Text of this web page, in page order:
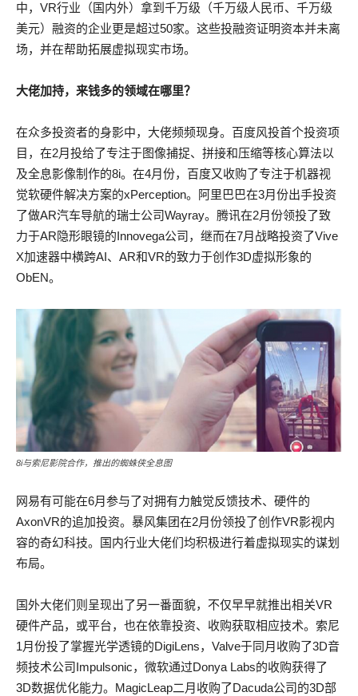
中，VR行业（国内外）拿到千万级（千万级人民币、千万级
美元）融资的企业更是超过50家。这些投融资证明资本并未离
场，并在帮助拓展虚拟现实市场。
大佬加持，来钱多的领域在哪里？
在众多投资者的身影中，大佬频频现身。百度风投首个投资项
目，在2月投给了专注于图像捕捉、拼接和压缩等核心算法以
及全息影像制作的8i。在4月份，百度又收购了专注于机器视
觉软硬件解决方案的xPerception。阿里巴巴在3月份出手投资
了做AR汽车导航的瑞士公司Wayray。腾讯在2月份领投了致
力于AR隐形眼镜的Innovega公司，继而在7月战略投资了Vive
X加速器中横跨AI、AR和VR的致力于创作3D虚拟形象的
ObEN。
8i与索尼影院合作，推出的蜘蛛侠全息图
网易有可能在6月参与了对拥有力触觉反馈技术、硬件的
AxonVR的追加投资。暴风集团在2月份领投了创作VR影视内
容的奇幻科技。国内行业大佬们均积极进行着虚拟现实的谋划
布局。
国外大佬们则呈现出了另一番面貌，不仅早早就推出相关VR
硬件产品，或平台，也在依靠投资、收购获取相应技术。索尼
1月份投了掌握光学透镜的DigiLens，Valve于同月收购了3D音
频技术公司Impulsonic，微软通过Donya Labs的收购获得了
3D数据优化能力。MagicLeap二月收购了Dacuda公司的3D部